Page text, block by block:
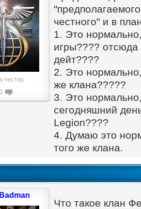
честного" и в
1. Это
игры????
дейт????
2. Это
же клана?????
3. Это
сегодняшний
Legion????
4. Думаю это
того же клана.
тестер
Что такое клан